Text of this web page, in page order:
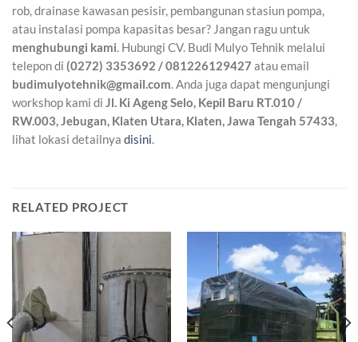
rob, drainase kawasan pesisir, pembangunan stasiun pompa,
atau instalasi pompa kapasitas besar? Jangan ragu untuk
menghubungi kami . Hubungi CV. Budi Mulyo Tehnik melalui
telepon di (0272) 3353692 / 081226129427atau email
budimulyotehnik@gmail.com . Anda juga dapat mengunjungi
workshop kami di Jl. Ki Ageng Selo, Kepil Baru RT.010 /
RW.003, Jebugan, Klaten Utara, Klaten, Jawa Tengah 57433
lihat lokasi detailnya disini
RELATED PROJECT